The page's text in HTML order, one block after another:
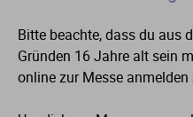
Bitte beachte, dass du aus
Gründen 16 Jahre alt sein
online zur Messe anmelden